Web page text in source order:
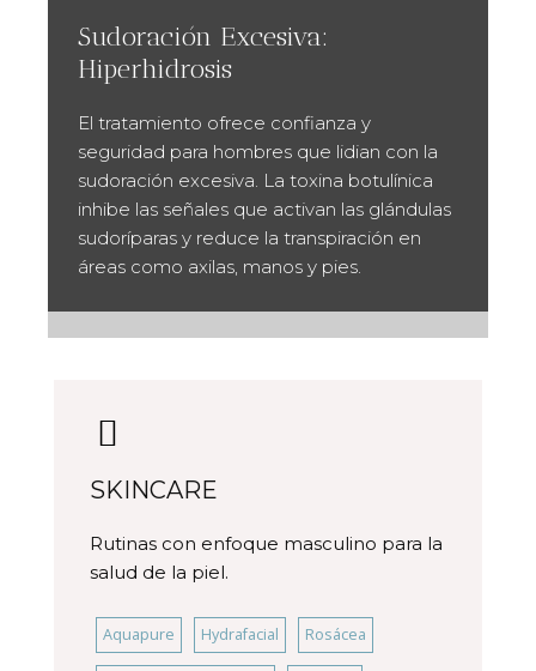
Sudoración Excesiva:
Hiperhidrosis
El tratamiento ofrece confianza y
seguridad para hombres que lidian con la
sudoración excesiva. La toxina botulínica
inhibe las señales que activan las glándulas
sudoríparas y reduce la transpiración en
áreas como axilas, manos y pies.
SKINCARE
Rutinas con enfoque masculino para la
salud de la piel.
Aquapure Hydrafacial Rosácea